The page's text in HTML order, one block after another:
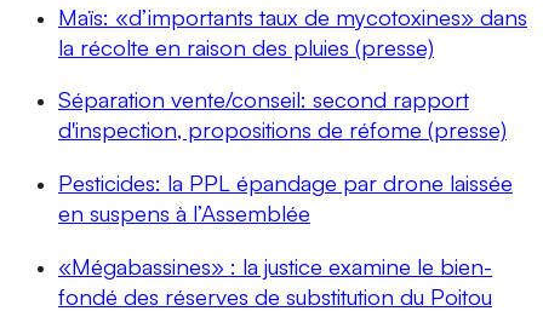
Maïs: «d’importants taux de mycotoxines» dans
la récolte en raison des pluies (presse)
Séparation vente/conseil: second rapport
d'inspection, propositions de réfome (presse)
Pesticides: la PPL épandage par drone laissée
en suspens à l’Assemblée
«Mégabassines» : la justice examine le bien-
fondé des réserves de substitution du Poitou